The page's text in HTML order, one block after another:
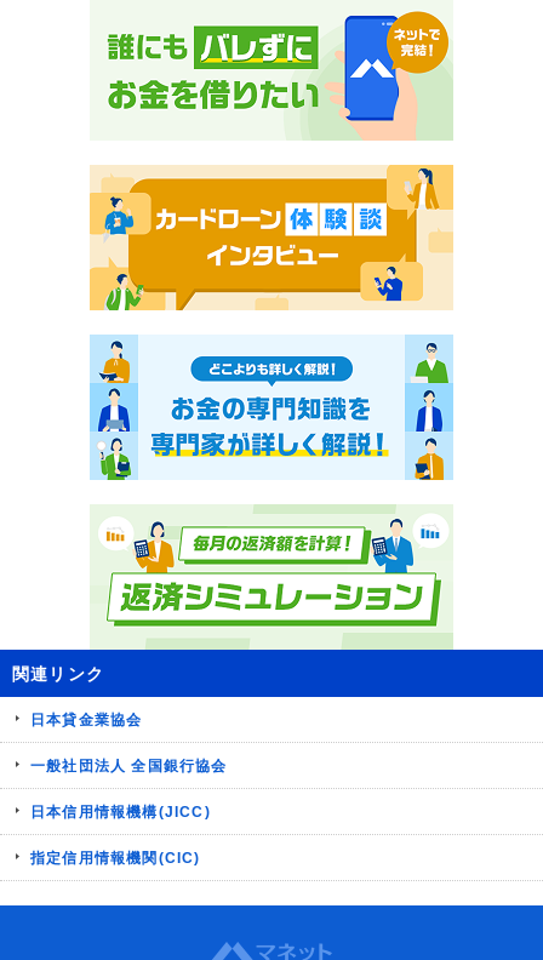
関連リンク
日本貸金業協会
一般社団法人 全国銀行協会
日本信用情報機構(JICC)
指定信用情報機関(CIC)